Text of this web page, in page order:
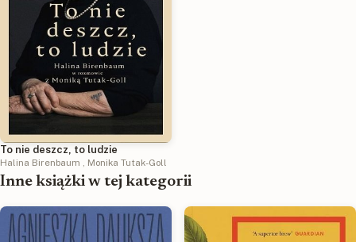
To nie deszcz, to ludzie
Halina Birenbaum Monika Tutak-Goll
Inne książki w tej kategorii